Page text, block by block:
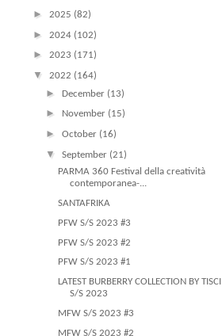
► 2025 (82)
► 2024 (102)
► 2023 (171)
▼ 2022 (164)
► December (13)
► November (15)
► October (16)
▼ September (21)
PARMA 360 Festival della creatività
contemporanea-...
SANTAFRIKA
PFW S/S 2023 #3
PFW S/S 2023 #2
PFW S/S 2023 #1
LATEST BURBERRY COLLECTION BY TISCI
S/S 2023
MFW S/S 2023 #3
MFW S/S 2023 #2